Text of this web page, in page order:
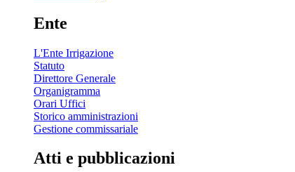
Ente
L'Ente Irrigazione
Statuto
Direttore Generale
Organigramma
Orari Uffici
Storico amministrazioni
Gestione commissariale
Atti e pubblicazioni